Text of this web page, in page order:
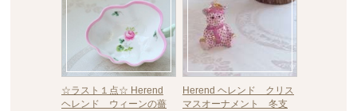
☆ラスト１点☆ Herend
ヘレンド ウィーンの薔
Herend ヘレンド クリス
マスオーナメント 冬支